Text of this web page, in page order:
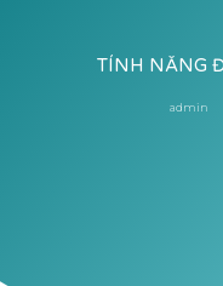
TÍNH NĂNG
admin